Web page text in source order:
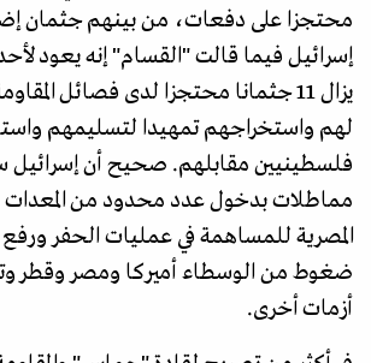
محتجزا على دفعات، من بينهم جثمان
إسرائيل فيما قالت "القسام" إنه يعود
يزال 11 جثمانا محتجزا لدى فصائل
لهم واستخراجهم تمهيدا لتسليمهم
فلسطينيين مقابلهم. صحيح أن
مماطلات بدخول عدد محدود من المعدات
المصرية للمساهمة في عمليات الحفر ورفع
ضغوط من الوسطاء أميركا ومصر وقطر
أزمات أخرى.